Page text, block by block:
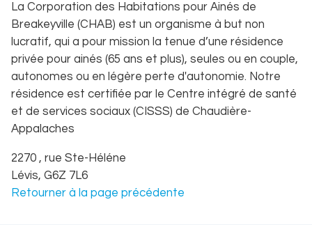
Légende de la carte
Famille ou personne seule
75 ans et plus avec service
65 ans et plus sans service
50 ans et plus
Hébergement court terme (moins de 3 mois)
La Corporation des Habitations pour Ainés de
Breakeyville (CHAB) est un organisme à but non
lucratif, qui a pour mission la tenue d’une résidence
privée pour ainés (65 ans et plus), seules ou en couple,
autonomes ou en légère perte d'autonomie. Notre
résidence est certifiée par le Centre intégré de santé
et de services sociaux (CISSS) de Chaudière-
Appalaches
2270 , rue Ste-Héléne
Lévis, G6Z 7L6
Retourner à la page précédente